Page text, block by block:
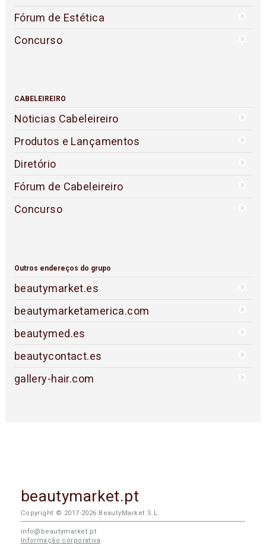
Fórum de Estética
Concurso
CABELEIREIRO
Noticias Cabeleireiro
Produtos e Lançamentos
Diretório
Fórum de Cabeleireiro
Concurso
Outros endereços do grupo
beautymarket.es
beautymarketamerica.com
beautymed.es
beautycontact.es
gallery-hair.com
beautymarket.pt
Copyright © 2017-2026 BeautyMarket S.L.
info@beautymarket.pt
Informação corporativa